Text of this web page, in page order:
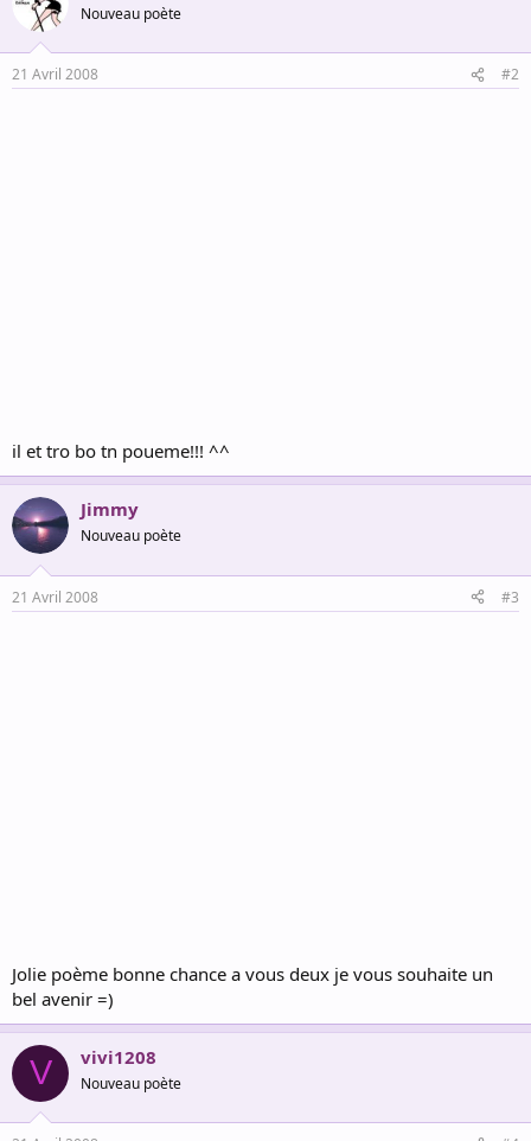
Nouveau poète
21 Avril 2008 #2
il et tro bo tn poueme!!! ^^
Jimmy
Nouveau poète
21 Avril 2008 #3
Jolie poème bonne chance a vous deux je vous souhaite un
bel avenir =)
V vivi1208
Nouveau poète